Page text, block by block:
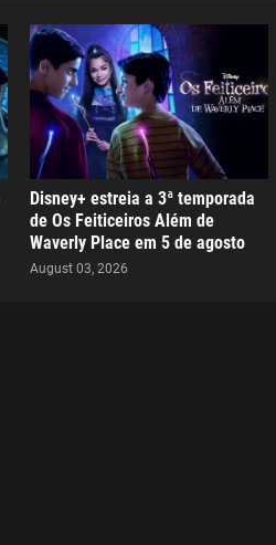
Disney+ estreia a 3ª temporada
de Os Feiticeiros Além de
Waverly Place em 5 de agosto
August 03, 2026